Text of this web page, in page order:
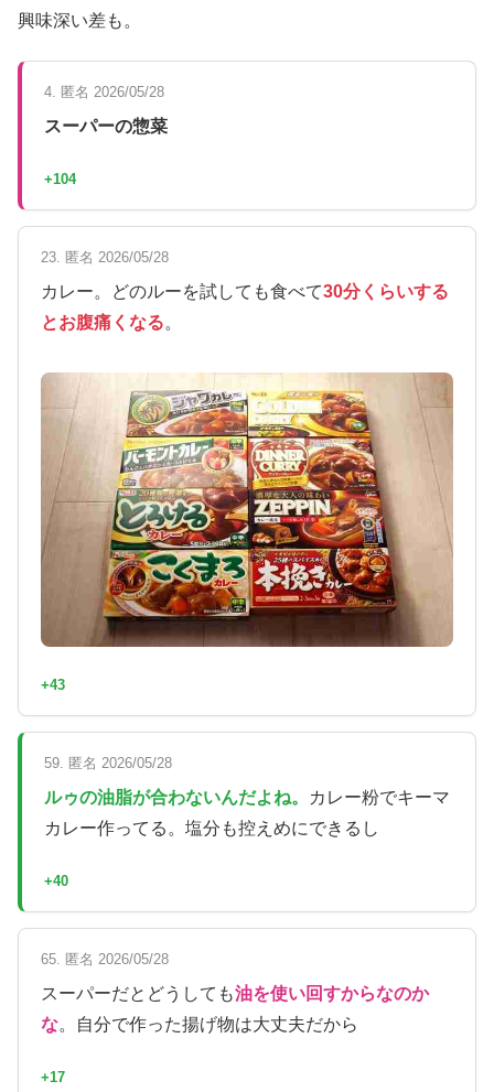
興味深い差も。
4. 匿名 2026/05/28
スーパーの惣菜
+104
23. 匿名 2026/05/28
カレー。どのルーを試しても食べて30分くらいする
とお腹痛くなる。
+43
59. 匿名 2026/05/28
ルゥの油脂が合わないんだよね。
カレー粉でキーマ
カレー作ってる。塩分も控えめにできるし
+40
65. 匿名 2026/05/28
スーパーだとどうしても油を使い回すからなのか
な。自分で作った揚げ物は大丈夫だから
+17